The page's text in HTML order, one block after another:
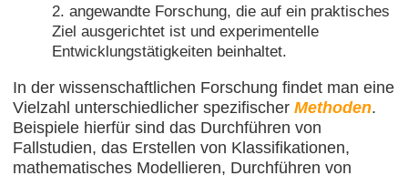
angewandte Forschung, die auf ein praktisches
Ziel ausgerichtet ist und experimentelle
Entwicklungstätigkeiten beinhaltet.
In der wissenschaftlichen Forschung findet man eine
Vielzahl unterschiedlicher spezifischer Methoden.
Beispiele hierfür sind das Durchführen von
Fallstudien, das Erstellen von Klassifikationen,
mathematisches Modellieren, Durchführen von